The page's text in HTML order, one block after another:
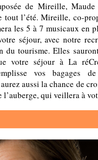
de Mireille,
tout l’été. Mireille, co-
les 5 à 7 musicaux en
séjour, avec notre
du tourisme. Elles
votre séjour à La
vos bagages de
aussi la chance de
l’auberge, qui veillera à